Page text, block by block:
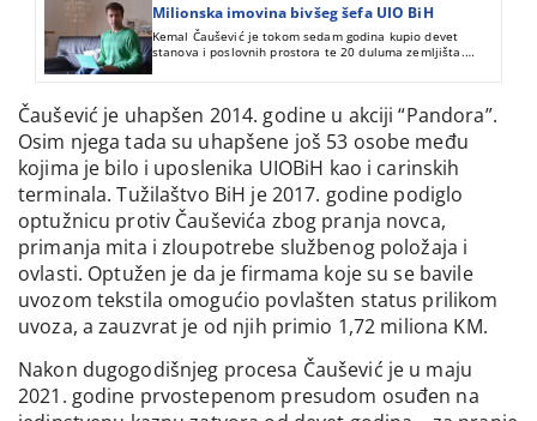
Milionska imovina bivšeg šefa UIO BiH
Kemal Čaušević je tokom sedam godina kupio devet
stanova i poslovnih prostora te 20 duluma zemljišta.
Njegovi tadašnji prihodi ne pokrivaju investicije ali on
Čaušević je uhapšen 2014. godine u akciji “Pandora”.
Osim njega tada su uhapšene još 53 osobe među
kojima je bilo i uposlenika UIOBiH kao i carinskih
terminala. Tužilaštvo BiH je 2017. godine podiglo
optužnicu protiv Čauševića zbog pranja novca,
primanja mita i zloupotrebe službenog položaja i
ovlasti. Optužen je da je firmama koje su se bavile
uvozom tekstila omogućio povlašten status prilikom
uvoza, a zauzvrat je od njih primio 1,72 miliona KM.
Nakon dugogodišnjeg procesa Čaušević je u maju
2021. godine prvostepenom presudom osuđen na